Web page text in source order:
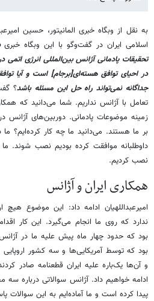
به نقل از وبگاه خبری المانیتور، حسین
اسلامی ایران در گفت‌وگو با این وبگاه خبری
تحقیقات پادمانی آژانس بین‌المللی انرژی اتمی
در احیای توافق هسته‌ای[برجام] است و آیا
جداگانه نمی‌تواند راه حل این مسئله باشد؟
تعامل با آژانس نداریم. شما می‌دانید که
زمینه موضوعات پادمانی. دوربین‌های
بر ما هستند. می‌دانید ما چه کار کرده‌ایم؟
داوطلبانه موافقت کرده بودیم نصب شوند. ما
نصب کردیم.
همکاری ایران و آژانس
امیرعبداللهیان ادامه داد: این موضوع هیچ
ندارد که روی ما انجام می‌گیرد. این کار
بود که حدود چهار ماه پیش علیه ما در
بود که توسط آمریکایی‌ها و سه کشور
و آن‌ها یک‌باره علیه ایران قطعنامه صادر
ادامه خواهیم داد. آژانس سوالاتی درباره سه
پیدا کرده است و ما آماده‌ایم به این سوالات